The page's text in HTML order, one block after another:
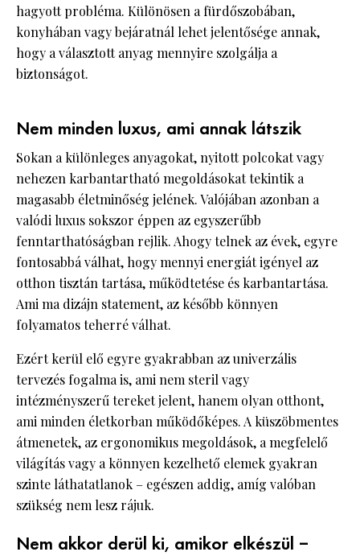
hagyott probléma. Különösen a fürdőszobában,
konyhában vagy bejáratnál lehet jelentősége annak,
hogy a választott anyag mennyire szolgálja a
biztonságot.
Nem minden luxus, ami annak látszik
Sokan a különleges anyagokat, nyitott polcokat vagy
nehezen karbantartható megoldásokat tekintik a
magasabb életminőség jelének. Valójában azonban a
valódi luxus sokszor éppen az egyszerűbb
fenntarthatóságban rejlik. Ahogy telnek az évek, egyre
fontosabbá válhat, hogy mennyi energiát igényel az
otthon tisztán tartása, működtetése és karbantartása.
Ami ma dizájn statement, az később könnyen
folyamatos teherré válhat.
Ezért kerül elő egyre gyakrabban az univerzális
tervezés fogalma is, ami nem steril vagy
intézményszerű tereket jelent, hanem olyan otthont,
ami minden életkorban működőképes. A küszöbmentes
átmenetek, az ergonomikus megoldások, a megfelelő
világítás vagy a könnyen kezelhető elemek gyakran
szinte láthatatlanok – egészen addig, amíg valóban
szükség nem lesz rájuk.
Nem akkor derül ki, amikor elkészül –